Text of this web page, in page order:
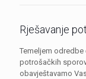
Rješavanje
Temeljem odredbe
potrošačkih
obavještavamo